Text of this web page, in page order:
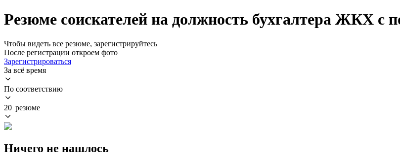
Резюме соискателей на должность бухгалтера ЖКХ с
Чтобы видеть все резюме, зарегистрируйтесь
После регистрации откроем фото
Зарегистрироваться
За всё время
По соответствию
20 резюме
Ничего не нашлось